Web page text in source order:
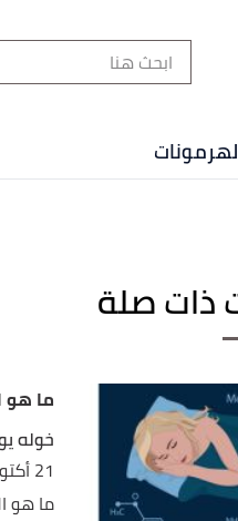
ذات صلة
ما هو
خوله
21 أكتوبر 2021
ما هو